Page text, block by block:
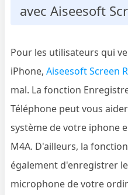
avec Aiseesoft
Pour les utilisateurs qui
iPhone,Aiseesoft Screen
mal. La fonction
Téléphone peut vous
système de votre iphone
M4A. D'ailleurs, la
également d'enregistrer
microphone de votre